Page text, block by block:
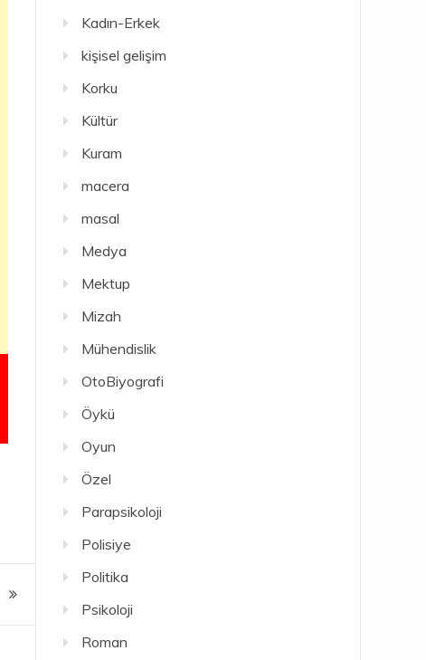
Kadın-Erkek
kişisel gelişim
Korku
Kültür
Kuram
macera
masal
Medya
Mektup
Mizah
Mühendislik
OtoBiyografi
Öykü
Oyun
Özel
Parapsikoloji
Polisiye
Politika
Psikoloji
Roman